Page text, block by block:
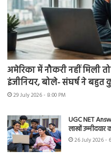
अमेरिका में नौकरी नहीं मिली
इंजीनियर, बोले- संघर्ष ने बहुत
29 July 2026 - 8:00 PM
UGC NET
लाखों उम्मीदवार
26 July 2026 -